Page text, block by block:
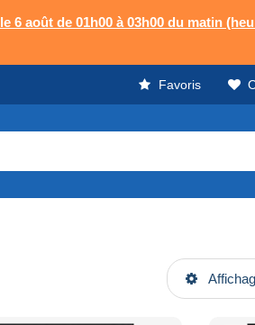
le 6 août de 01h00 à 03h00 du matin
Favoris